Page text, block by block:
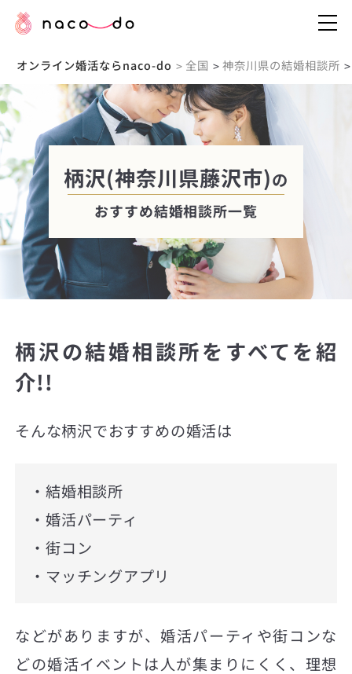
オンライン婚活ならnaco-do > 全国 > 神奈川県の結婚相談所 >
柄沢(神奈川県藤沢市)の
おすすめ結婚相談所一覧
柄沢の結婚相談所をすべてを紹
介!!
そんな柄沢でおすすめの婚活は
・結婚相談所
・婚活パーティ
・街コン
・マッチングアプリ
などがありますが、婚活パーティや街コンな
どの婚活イベントは人が集まりにくく、理想